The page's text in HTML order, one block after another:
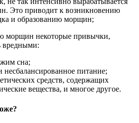
Это приводит к возникновению
и образованию морщин;
морщин некоторые привычки,
вредными:
сна;
питание;
средств, содержащих
вещества, и многое другое.